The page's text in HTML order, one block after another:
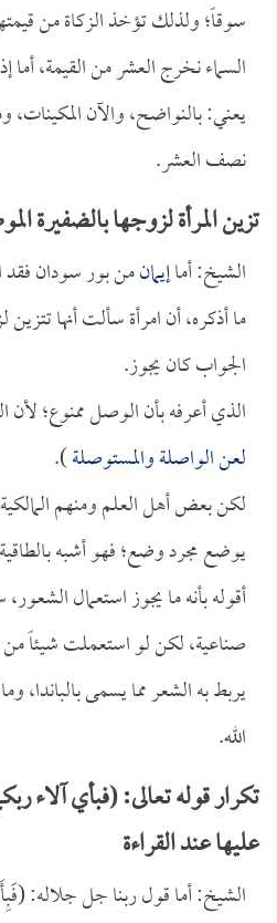
سوقاً؛ ولذلك تؤخذ الزكاة من
السماء نخرج العشر من القيمة، أما
يعني: بالنواضح، والآن
نصف العشر.
تزين المرأة لزوجها بالضفيرة
الشيخ: أماإيمانمن بور سودان فقد
ما أذكره، أن امرأة سألت أنها
الجواب كان يجوز.
الذي أعرفه بأن الوصل ممنوع؛ لأن
لعن الواصلة والمستوصلة).
لكن بعض أهل العلم ومنهم
يوضع مجرد وضع؛ فهو أشبه
أقوله بأنه ما يجوز استعمال
صناعية، لكن لو استعملت شيئاً من
يربط به الشعر مما يسمى
الله.
تكرار قوله تعالى: (فبأي آلاء
عليها عند القراءة
الشيخ: أما قول ربنا جل جلاله: